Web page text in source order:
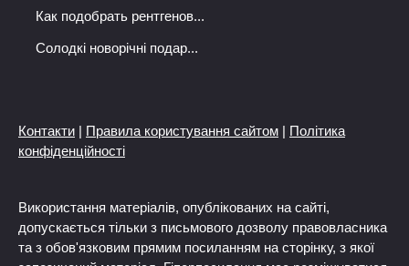
Как подобрать рентгенов...
Солодкі новорічні подар...
Контакти | Правила користування сайтом | Політика
конфіденційності
Використання матеріалів, опублікованих на сайті,
допускається тільки з письмового дозволу правовласника
та з обов'язковим прямим посиланням на сторінку, з якої